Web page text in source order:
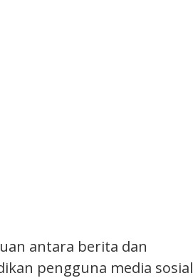
antara berita dan
pengguna media sosial